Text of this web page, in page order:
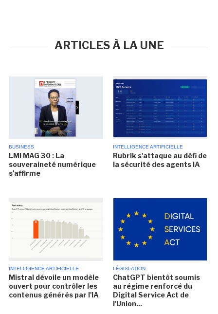
ARTICLES À LA UNE
BUSINESS
LMI MAG 30 : La
souveraineté numérique
s'affirme
INTELLIGENCE ARTIFICIELLE
Rubrik s'attaque au défi de
la sécurité des agents IA
INTELLIGENCE ARTIFICIELLE
Mistral dévoile un modèle
ouvert pour contrôler les
contenus générés par l'IA
LÉGISLATION
ChatGPT bientôt soumis
au régime renforcé du
Digital Service Act de
l'Union...